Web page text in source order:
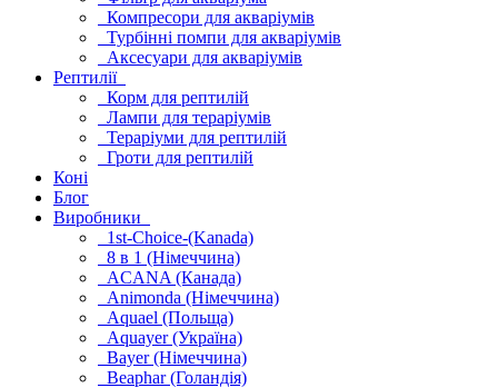
Компресори для акваріумів
Турбінні помпи для акваріумів
Аксесуари для акваріумів
Рептилії
Корм для рептилій
Лампи для тераріумів
Тераріуми для рептилій
Гроти для рептилій
Коні
Блог
Виробники
1st-Choice-(Kanada)
8 в 1 (Німеччина)
ACANA (Канада)
Animonda (Німеччина)
Aquael (Польща)
Aquayer (Україна)
Bayer (Німеччина)
Beaphar (Голандія)